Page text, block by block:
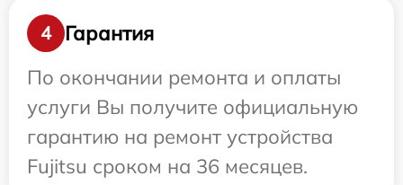
4
Гарантия
По окончании ремонта и оплаты
услуги Вы получите официальную
гарантию на ремонт устройства
Fujitsu сроком на 36 месяцев.